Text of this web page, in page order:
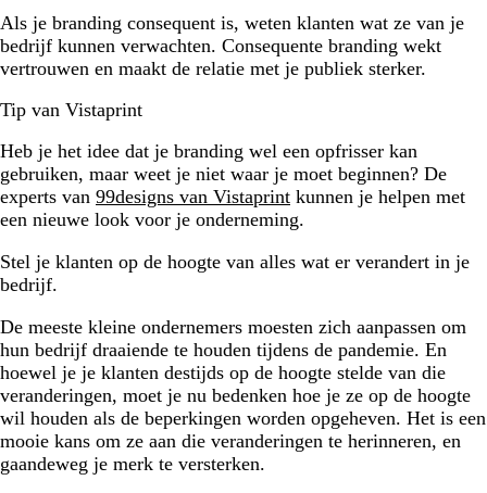
Als je branding consequent is, weten klanten wat ze van je
bedrijf kunnen verwachten. Consequente branding wekt
vertrouwen en maakt de relatie met je publiek sterker.
Tip van Vistaprint
Heb je het idee dat je branding wel een opfrisser kan
gebruiken, maar weet je niet waar je moet beginnen? De
experts van 99designs van Vistaprint kunnen je helpen met
een nieuwe look voor je onderneming.
Stel je klanten op de hoogte van alles wat er verandert in je
bedrijf.
De meeste kleine ondernemers moesten zich aanpassen om
hun bedrijf draaiende te houden tijdens de pandemie. En
hoewel je je klanten destijds op de hoogte stelde van die
veranderingen, moet je nu bedenken hoe je ze op de hoogte
wil houden als de beperkingen worden opgeheven. Het is een
mooie kans om ze aan die veranderingen te herinneren, en
gaandeweg je merk te versterken.